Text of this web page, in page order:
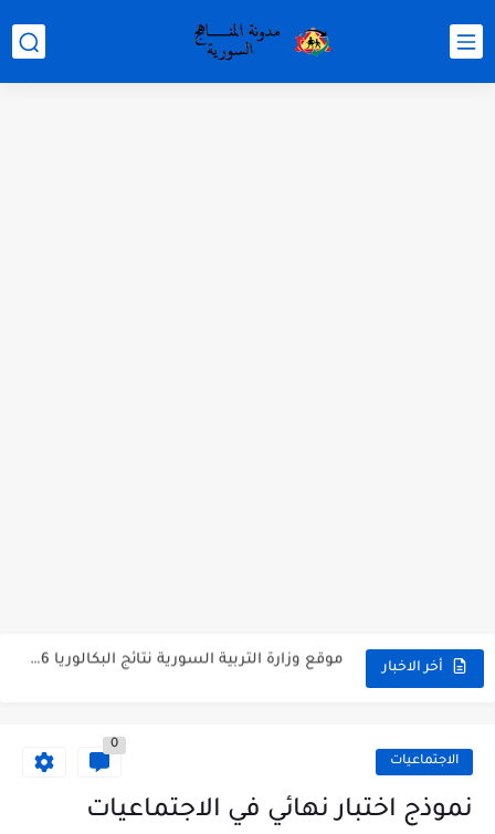
أخر الاخبار اختبار الدرس الثالث والرابع من الوحدة الأولى مع الحل في...
سلم تصحيح مادة اللغة العربية لشهادة التعليم الاساسي والاعدادية الشرعية... الاجتماعيات
0
نموذج اختبار نهائي في الاجتماعيات